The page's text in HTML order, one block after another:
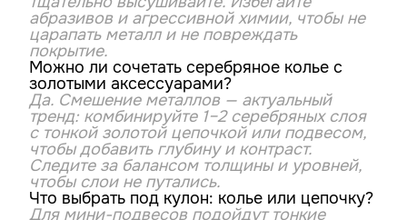
абразивов и агрессивной химии, чтобы не
царапать металл и не повреждать
покрытие.
Можно ли сочетать серебряное колье с
золотыми аксессуарами?
Да. Смешение металлов — актуальный
тренд: комбинируйте 1–2 серебряных слоя
с тонкой золотой цепочкой или подвесом,
чтобы добавить глубину и контраст.
Следите за балансом толщины и уровней,
чтобы слои не путались.
Что выбрать под кулон: колье или цепочку?
Для мини-подвесов подойдут тонкие